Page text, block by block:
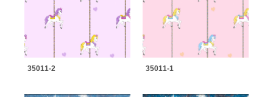
35011-2 35011-1